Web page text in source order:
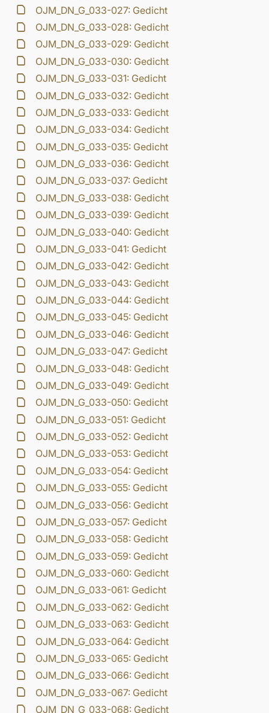
OJM_DN_G_033-027: Gedicht
OJM_DN_G_033-028: Gedicht
OJM_DN_G_033-029: Gedicht
OJM_DN_G_033-030: Gedicht
OJM_DN_G_033-031: Gedicht
OJM_DN_G_033-032: Gedicht
OJM_DN_G_033-033: Gedicht
OJM_DN_G_033-034: Gedicht
OJM_DN_G_033-035: Gedicht
OJM_DN_G_033-036: Gedicht
OJM_DN_G_033-037: Gedicht
OJM_DN_G_033-038: Gedicht
OJM_DN_G_033-039: Gedicht
OJM_DN_G_033-040: Gedicht
OJM_DN_G_033-041: Gedicht
OJM_DN_G_033-042: Gedicht
OJM_DN_G_033-043: Gedicht
OJM_DN_G_033-044: Gedicht
OJM_DN_G_033-045: Gedicht
OJM_DN_G_033-046: Gedicht
OJM_DN_G_033-047: Gedicht
OJM_DN_G_033-048: Gedicht
OJM_DN_G_033-049: Gedicht
OJM_DN_G_033-050: Gedicht
OJM_DN_G_033-051: Gedicht
OJM_DN_G_033-052: Gedicht
OJM_DN_G_033-053: Gedicht
OJM_DN_G_033-054: Gedicht
OJM_DN_G_033-055: Gedicht
OJM_DN_G_033-056: Gedicht
OJM_DN_G_033-057: Gedicht
OJM_DN_G_033-058: Gedicht
OJM_DN_G_033-059: Gedicht
OJM_DN_G_033-060: Gedicht
OJM_DN_G_033-061: Gedicht
OJM_DN_G_033-062: Gedicht
OJM_DN_G_033-063: Gedicht
OJM_DN_G_033-064: Gedicht
OJM_DN_G_033-065: Gedicht
OJM_DN_G_033-066: Gedicht
OJM_DN_G_033-067: Gedicht
OJM_DN_G_033-068: Gedicht